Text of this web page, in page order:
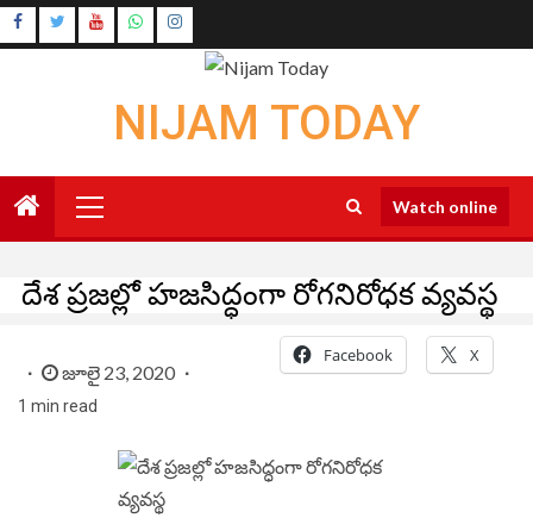
Skip
to
Instagram
NIJAM TODAY
Menu
Watch online
దేశ ప్రజల్లో హజసిద్ధంగా రోగనిరోధక వ్యవస్థ
జూలై 23, 2020
1 min read
Facebook X